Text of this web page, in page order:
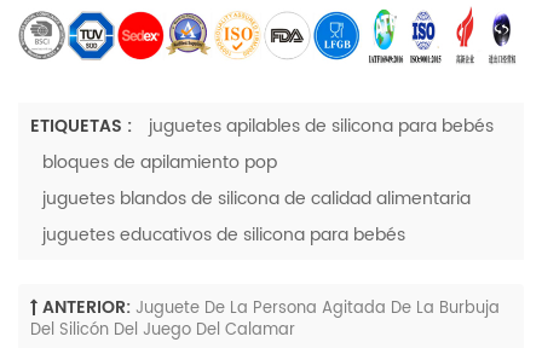
ETIQUETAS :
juguetes apilables de silicona para bebés
bloques de apilamiento pop
juguetes blandos de silicona de calidad alimentaria
juguetes educativos de silicona para bebés
ANTERIOR: Juguete De La Persona Agitada De La Burbuja
Del Silicón Del Juego Del Calamar